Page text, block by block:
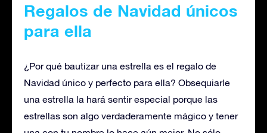
Regalos de Navidad únicos
para ella
¿Por qué bautizar una estrella es el regalo de
Navidad único y perfecto para ella? Obsequiarle
una estrella la hará sentir especial porque las
estrellas son algo verdaderamente mágico y tener